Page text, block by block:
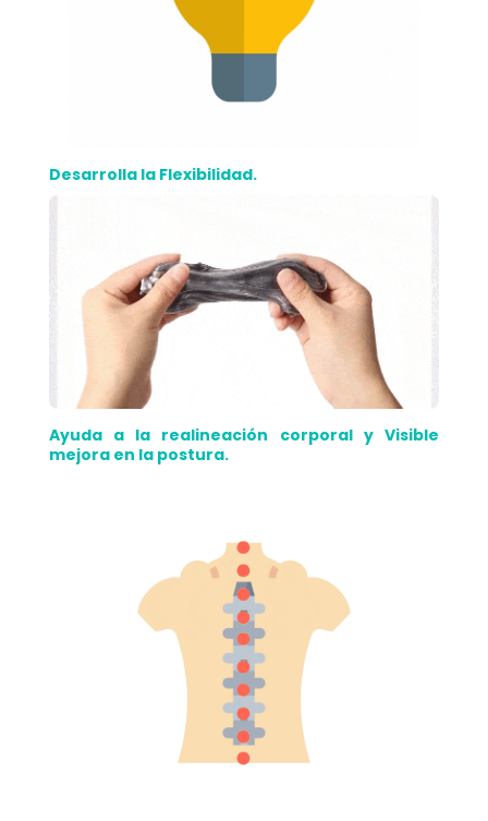
Desarrolla la Flexibilidad.
Ayuda a la realineación corporal y Visible
mejora en la postura.